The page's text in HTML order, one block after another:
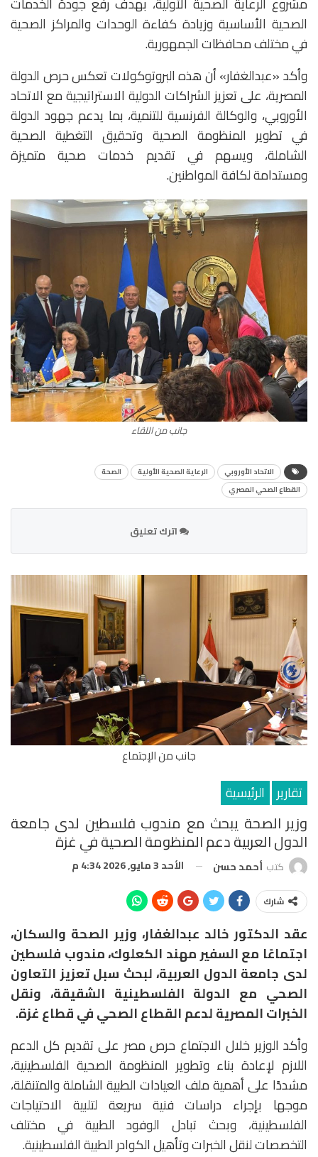
الصحية الأساسية وزيادة كفاءة الوحدات والمراكز الصحية
في مختلف محافظات الجمهورية.
وأكد «عبدالغفار» أن هذه البروتوكولات تعكس حرص الدولة
المصرية، على تعزيز الشراكات الدولية الاستراتيجية مع الاتحاد
الأوروبي، والوكالة الفرنسية للتنمية، بما يدعم جهود الدولة
في تطوير المنظومة الصحية وتحقيق التغطية الصحية
الشاملة، ويسهم في تقديم خدمات صحية متميزة
ومستدامة لكافة المواطنين.
جانب من اللقاء
الاتحاد الأوروبي الرعاية الصحية الأولية
الصحة
القطاع الصحي المصري
اترك تعليق
جانب من الإجتماع
تقارير الرئيسية
وزير الصحة يبحث مع مندوب فلسطين لدى جامعة
الدول العربية دعم المنظومة الصحية في غزة
كتب أحمد حسن الأحد 3 مايو, 2026 4:34 م
شارك
عقد الدكتور خالد عبدالغفار، وزير الصحة والسكان،
اجتماعًا مع السفير مهند الكعلوك، مندوب فلسطين
لدى جامعة الدول العربية، لبحث سبل تعزيز التعاون
الصحي مع الدولة الفلسطينية الشقيقة، ونقل
الخبرات المصرية لدعم القطاع الصحي في قطاع غزة.
وأكد الوزير خلال الاجتماع حرص مصر على تقديم كل الدعم
اللازم لإعادة بناء وتطوير المنظومة الصحية الفلسطينية،
مشددًا على أهمية ملف العيادات الطبية الشاملة والمتنقلة،
موجها بإجراء دراسات فنية سريعة لتلبية الاحتياجات
الفلسطينية، وبحث تبادل الوفود الطبية في مختلف
التخصصات لنقل الخبرات وتأهيل الكوادر الطبية الفلسطينية.